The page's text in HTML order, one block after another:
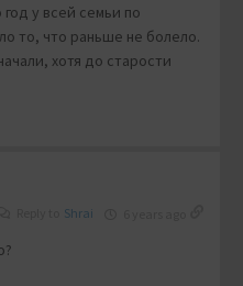
у всей семьи по
то, что раньше не болело.
хотя до старости
Shrai